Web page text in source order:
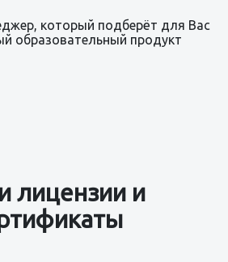
который подберёт для Вас
образовательный продукт
лицензии и